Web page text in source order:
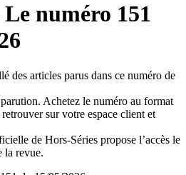
numéro 151
des articles parus dans ce numéro de
Achetez le numéro au format
sur votre espace client et
de Hors-Séries propose l’accès le
la revue.